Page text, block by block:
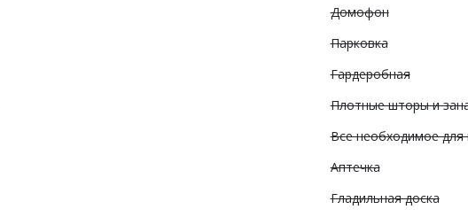
Домофон
Парковка
Гардеробная
Плотные шторы и
Все необходимое для
Аптечка
Гладильная доска